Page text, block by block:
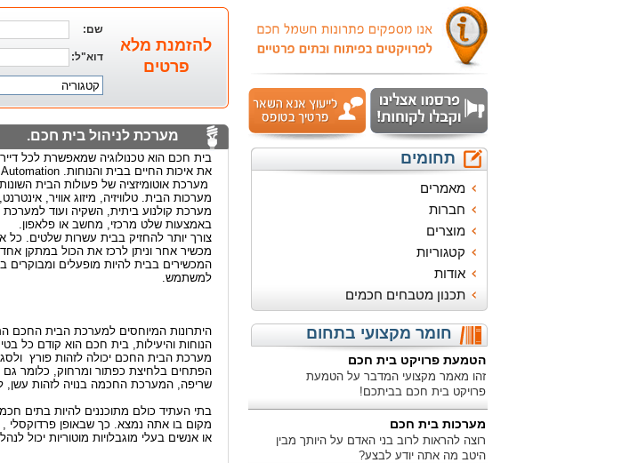
תחומים
מאמרים
חברות
מוצרים
קטגוריות
אודות
תכנון מטבחים חכמים
חומר מקצועי בתחום
הטמעת פרויקט בית חכם
זהו מאמר מקצועי המדבר על הטמעת
פרויקט בית חכם בביתכם!
מערכות בית חכם
רוצה להראות לרוב בני האדם על היותך מבין
היטב מה אתה יודע לבצע?
להזמנת מלא
פרטים
שם:
דוא"ל:
קטגוריה
מערכת לניהול בית חכם.
בית חכם הוא טכנולוגיה שמאפשרת לכל
מערכת אוטומיזציה של פעולות הבית
מערכות הבית. טלוויזיה, מיזוג אוויר,
מערכת קולנוע ביתית, השקיה ועוד
באמצעות שלט מרכזי, מחשב או
צורך יותר להחזיק בבית עשרות שלטים. כל
מכשיר אחר וניתן לרכז את הכול במתקן אחד
המכשירים בבית להיות מופעלים ומבוקרים
למשתמש.
היתרונות המיוחסים למערכת הבית החכם
הנוחות והיעילות, בית חכם הוא קודם כל
מערכת הבית החכם יכולה לזהות פורץ
הפתחים בלחיצת כפתור ומרחוק, כלומר
שריפה, המערכת החכמה בנויה לזהות עשן,
בתי העתיד כולם מתוכננים להיות בתים
מקום בו אתה נמצא. כך שבאופן פרדוקסלי
או אנשים בעלי מוגבלויות מוטוריות